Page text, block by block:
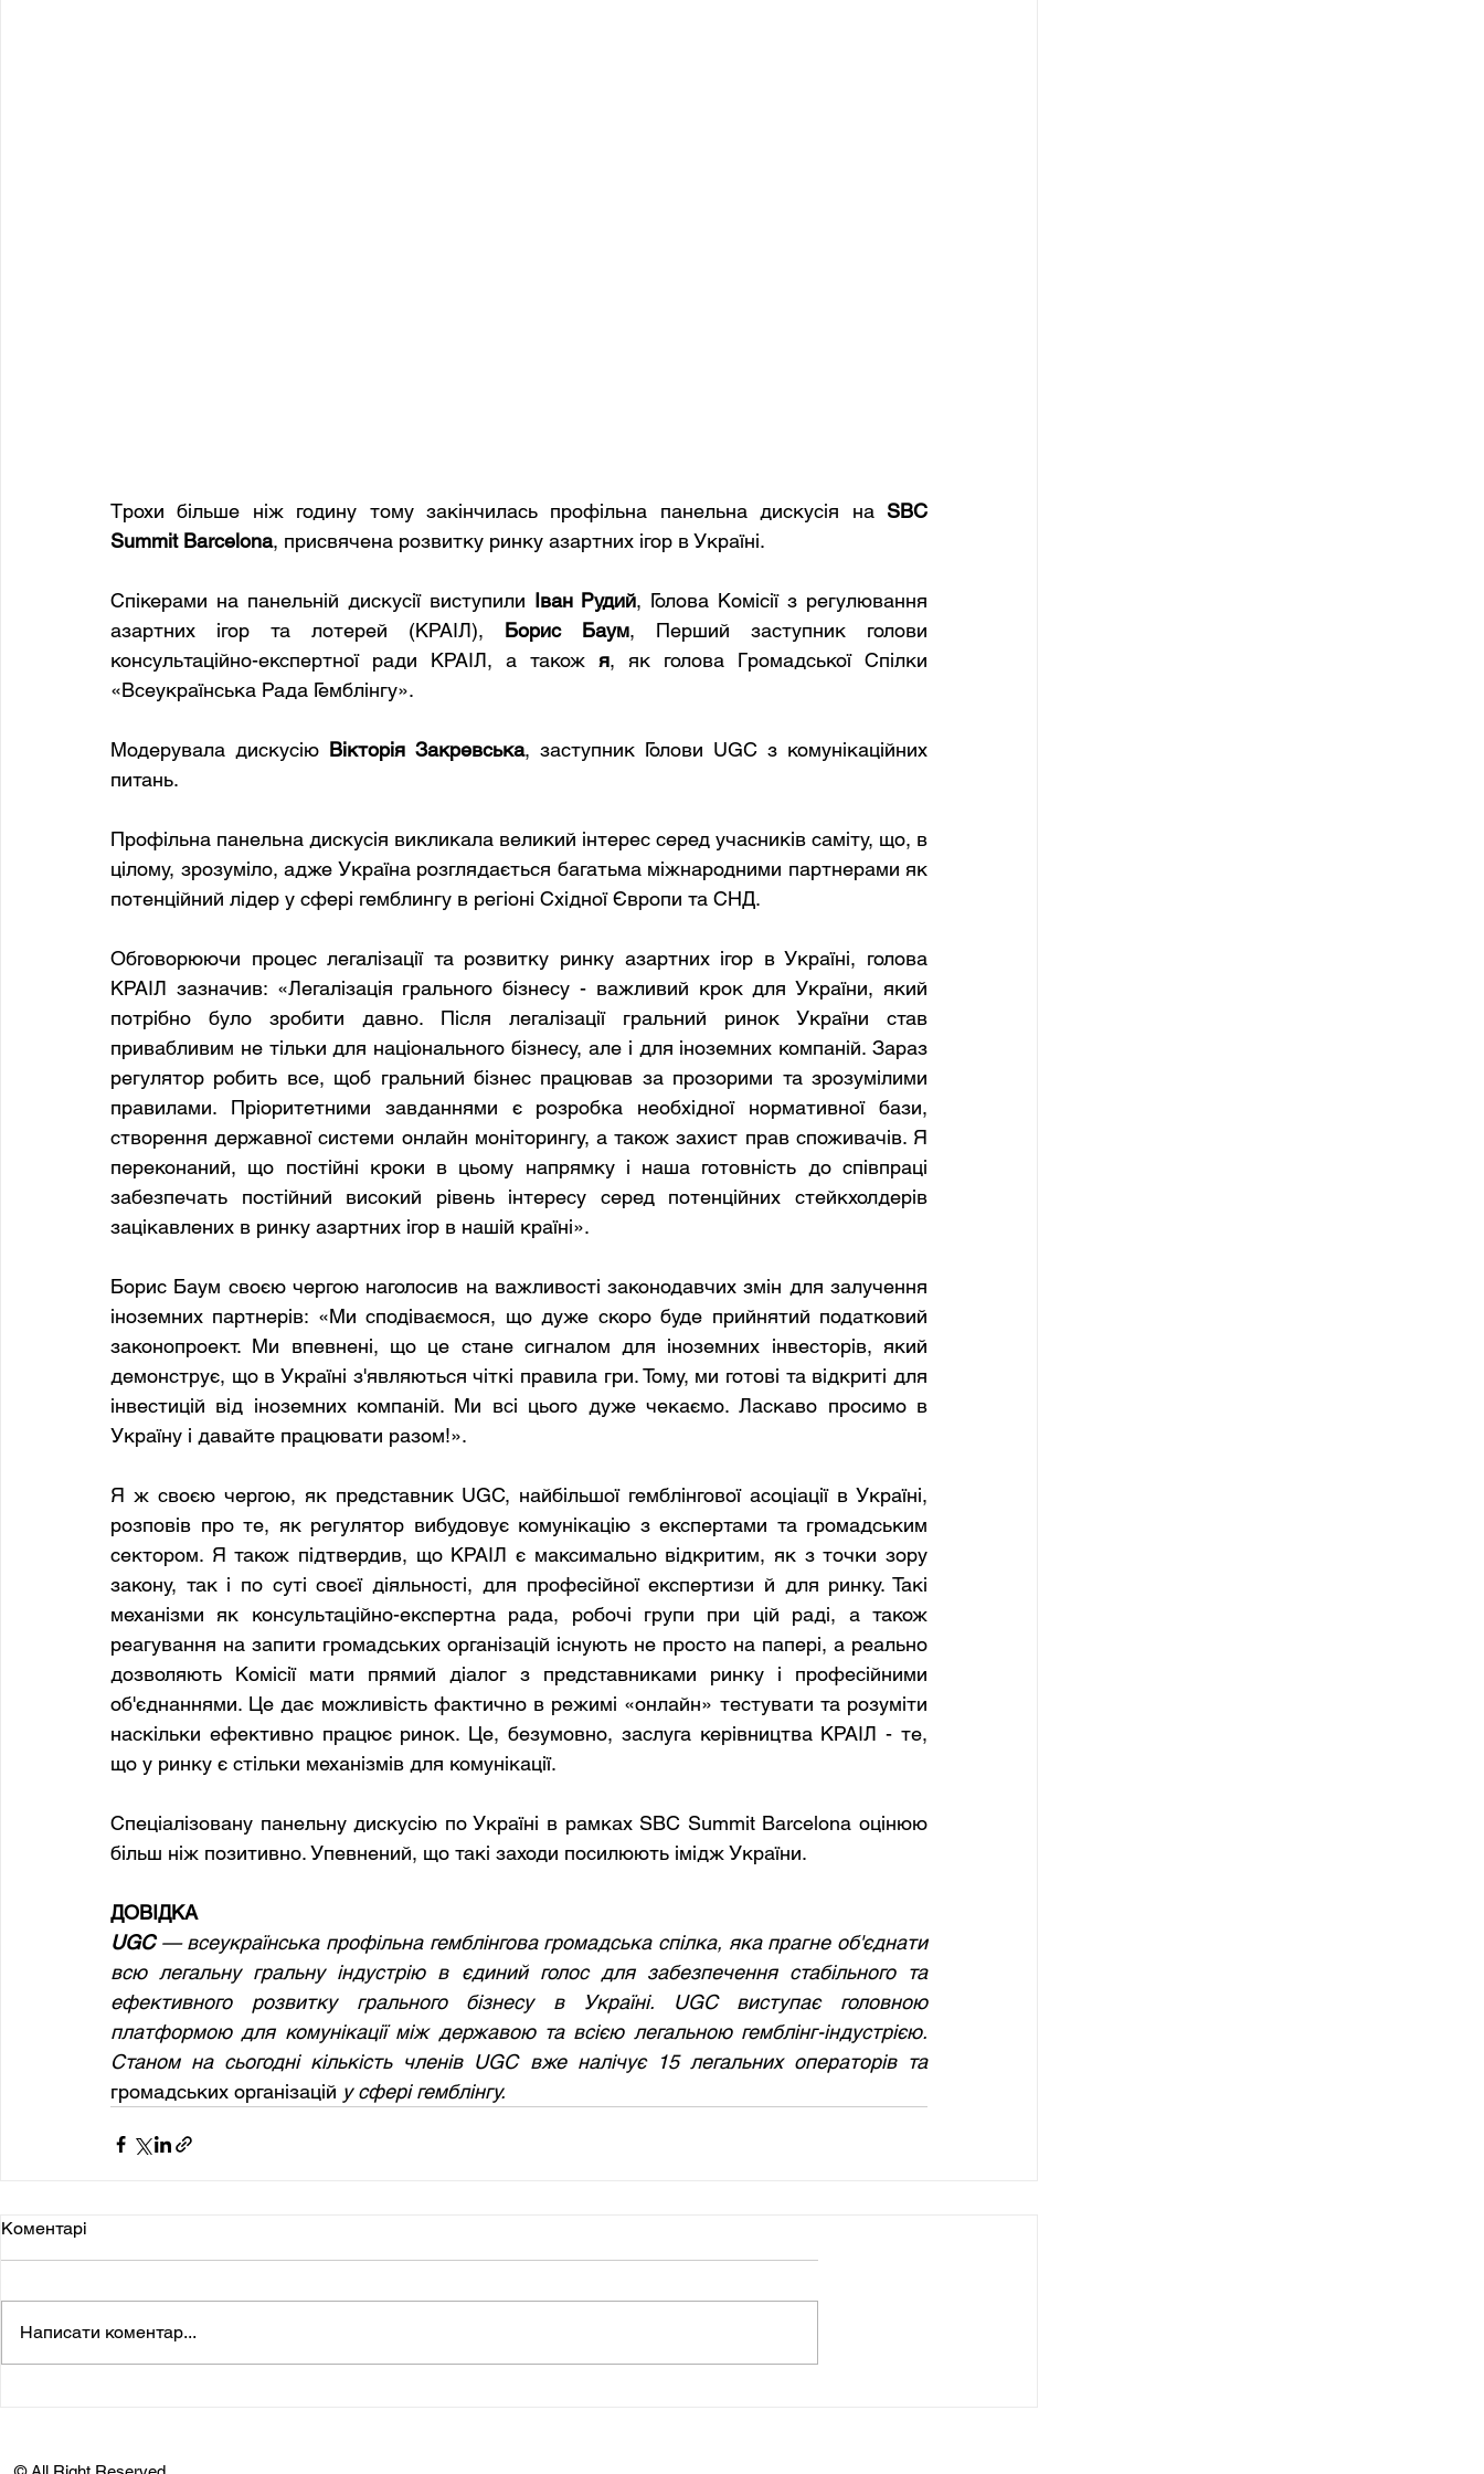
Трохи більше ніж годину тому закінчилась профільна панельна дискусія на SBC
Summit Barcelona, ​​присвячена розвитку ринку азартних ігор в Україні.
Спікерами на панельній дискусії виступили Іван Рудий, Голова Комісії з регулювання
азартних ігор та лотерей (КРАІЛ), Борис Баум, Перший заступник голови
консультаційно-експертної ради КРАІЛ, а також я, як голова Громадської Спілки
«Всеукраїнська Рада Гемблінгу».
Модерувала дискусію Вікторія Закревська, заступник Голови UGC з комунікаційних
питань.
Профільна панельна дискусія викликала великий інтерес серед учасників саміту, що, в
цілому, зрозуміло, адже Україна розглядається багатьма міжнародними партнерами як
потенційний лідер у сфері гемблингу в регіоні Східної Європи та СНД.
Обговорюючи процес легалізації та розвитку ринку азартних ігор в Україні, голова
КРАІЛ зазначив: «Легалізація грального бізнесу - важливий крок для України, який
потрібно було зробити давно. Після легалізації гральний ринок України став
привабливим не тільки для національного бізнесу, але і для іноземних компаній. Зараз
регулятор робить все, щоб гральний бізнес працював за прозорими та зрозумілими
правилами. Пріоритетними завданнями є розробка необхідної нормативної бази,
створення державної системи онлайн моніторингу, а також захист прав споживачів. Я
переконаний, що постійні кроки в цьому напрямку і наша готовність до співпраці
забезпечать постійний високий рівень інтересу серед потенційних стейкхолдерів
зацікавлених в ринку азартних ігор в нашій країні».
Борис Баум своєю чергою наголосив на важливості законодавчих змін для залучення
іноземних партнерів: «Ми сподіваємося, що дуже скоро буде прийнятий податковий
законопроект. Ми впевнені, що це стане сигналом для іноземних інвесторів, який
демонструє, що в Україні з'являються чіткі правила гри. Тому, ми готові та відкриті для
інвестицій від іноземних компаній. Ми всі цього дуже чекаємо. Ласкаво просимо в
Україну і давайте працювати разом!».
Я ж своєю чергою, як представник UGC, найбільшої гемблінгової асоціації в Україні,
розповів про те, як регулятор вибудовує комунікацію з експертами та громадським
сектором. Я також підтвердив, що КРАІЛ є максимально відкритим, як з точки зору
закону, так і по суті своєї діяльності, для професійної експертизи й для ринку. Такі
механізми як консультаційно-експертна рада, робочі групи при цій раді, а також
реагування на запити громадських організацій існують не просто на папері, а реально
дозволяють Комісії мати прямий діалог з представниками ринку і професійними
об'єднаннями. Це дає можливість фактично в режимі «онлайн» тестувати та розуміти
наскільки ефективно працює ринок. Це, безумовно, заслуга керівництва КРАІЛ - те,
що у ринку є стільки механізмів для комунікації.
Спеціалізовану панельну дискусію по Україні в рамках SBC Summit Barcelona оцінюю
більш ніж позитивно. Упевнений, що такі заходи посилюють імідж України.
ДОВІДКА
UGC — всеукраїнська профільна гемблінгова громадська спілка, яка прагне об'єднати
всю легальну гральну індустрію в єдиний голос для забезпечення стабільного та
ефективного розвитку грального бізнесу в Україні. UGC виступає головною
платформою для комунікації між державою та всією легальною гемблінг-індустрією.
Станом на сьогодні кількість членів UGC вже налічує 15 легальних операторів та
громадських організацій у сфері гемблінгу.
Коментарі
Написати коментар...